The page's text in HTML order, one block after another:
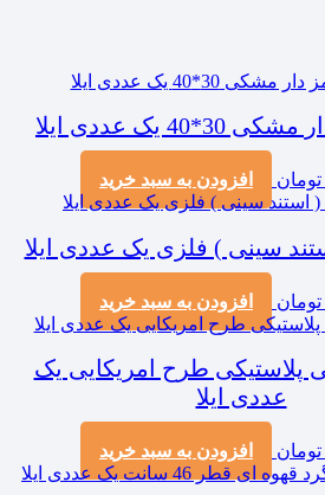
یک عددی ایلا
تومان افزودن به سبد خرید
سینی ) فلزی یک عددی ایلا
تومان افزودن به سبد خرید
پلاستیکی طرح امریکایی یک
عددی ایلا
تومان افزودن به سبد خرید